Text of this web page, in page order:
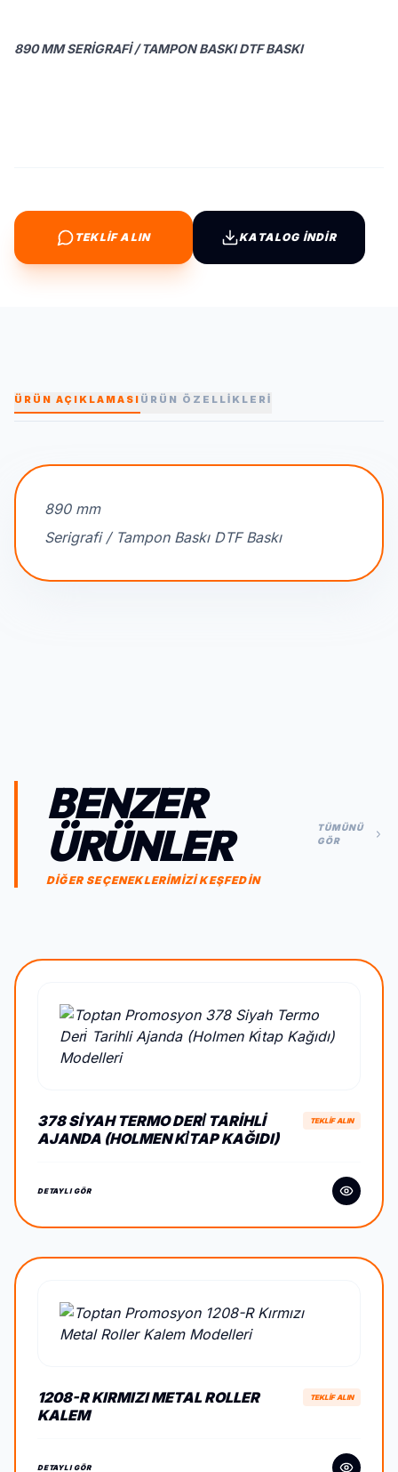
890 MM SERIGRAFI / TAMPON BASKI DTF BASKI
TEKLİF ALIN KATALOG İNDİR
ÜRÜN AÇIKLAMASI ÜRÜN ÖZELLİKLERİ
890 mm
Serigrafi / Tampon Baskı DTF Baskı
BENZER
ÜRÜNLER
DİĞER SEÇENEKLERİMİZİ KEŞFEDİN
TÜMÜNÜ
GÖR
378 SIYAH TERMO DERİ TARIHLI
AJANDA (HOLMEN KİTAP KAĞIDI)
TEKLİF ALIN
DETAYLI GÖR
1208-R KIRMIZI METAL ROLLER
KALEM
TEKLİF ALIN
DETAYLI GÖR